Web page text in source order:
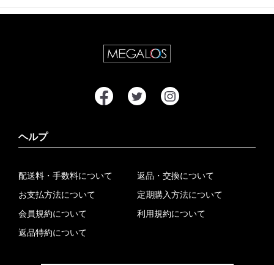
ヘルプ
配送料・手数料について
お支払方法について
会員規約について
返品特約について
返品・交換について
定期購入方法について
利用規約について